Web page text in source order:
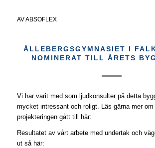
AVABSOFLEX
ÅLLEBERGSGYMNASIET I
NOMINERAT TILL ÅRETS
Vi har varit med som ljudkonsulter på detta
mycket intressant och roligt. Läs gärna mer om
projekteringen gått till här:
Resultatet av vårt arbete med undertak och
ut så här: